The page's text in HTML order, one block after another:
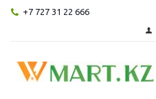
+7 727 31 22 666